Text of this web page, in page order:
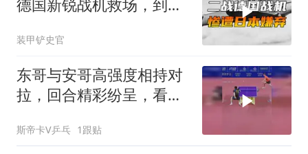
德国新锐战机救场，到手
装甲铲史官
东哥与安哥高强度相持对
拉，回合精彩纷呈，看得
斯帝卡V乒乓 1跟贴